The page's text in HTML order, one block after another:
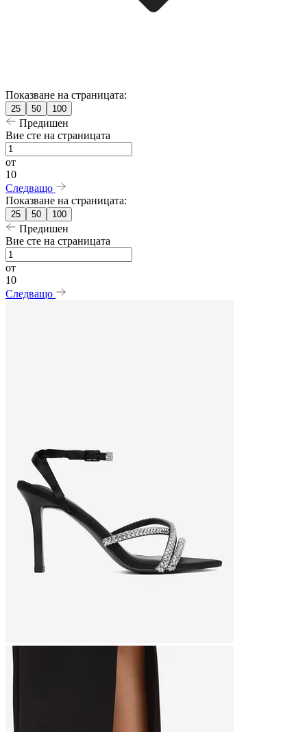
Показване на страницата:
25 50 100
Предишен
Вие сте на страницата
от
10
Следващо
Показване на страницата:
25 50 100
Предишен
Вие сте на страницата
от
10
Следващо